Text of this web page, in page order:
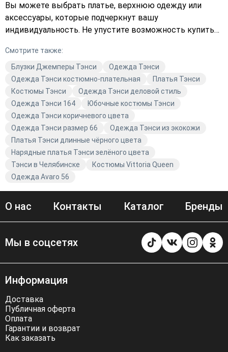
Вы можете выбрать платье, верхнюю одежду или
аксессуары, которые подчеркнут вашу
индивидуальность. Не упустите возможность купить
каталоге и добавьте в корзину то, что вам
действительно нравится. Тэнси — это не просто
одежда, это стиль жизни.
Смотрите также:
Блузки Джемперы Тэнси
Одежда Тэнси
Одежда Тэнси костюмно-плательная
Платья Тэнси
Костюмы Тэнси
Одежда Тэнси деловой стиль
Одежда Тэнси 164
Юбочные костюмы Тэнси
Одежда Тэнси коричневого цвета
Одежда Тэнси размер 66
Одежда Тэнси из экокожи
Платья Тэнси длинные чёрного цвета
Нарядные платья Тэнси зелёного цвета
Тэнси в Челябинске
Костюмы Vittoria Queen
Одежда Avaro 56
О нас Контакты Каталог Бренды
Мы в соцсетях
Информация
Доставка
Публичная оферта
Оплата
Гарантии и возврат
Как заказать